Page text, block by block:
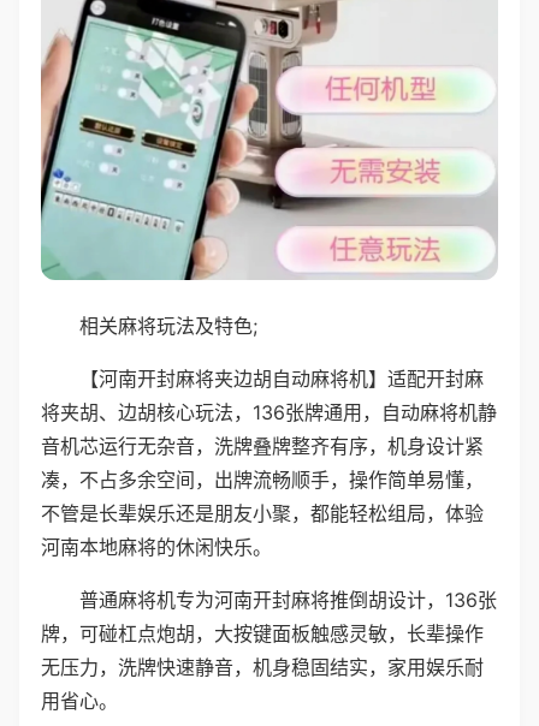
相关麻将玩法及特色;
【河南开封麻将夹边胡自动麻将机】适配开封麻
将夹胡、边胡核心玩法，136张牌通用，自动麻将机静
音机芯运行无杂音，洗牌叠牌整齐有序，机身设计紧
凑，不占多余空间，出牌流畅顺手，操作简单易懂，
不管是长辈娱乐还是朋友小聚，都能轻松组局，体验
河南本地麻将的休闲快乐。
普通麻将机专为河南开封麻将推倒胡设计，136张
牌，可碰杠点炮胡，大按键面板触感灵敏，长辈操作
无压力，洗牌快速静音，机身稳固结实，家用娱乐耐
用省心。